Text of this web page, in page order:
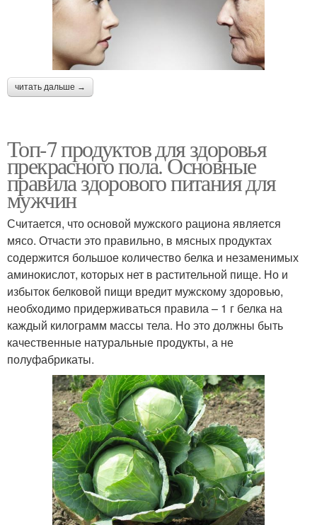
читать дальше →
Топ-7 продуктов для здоровья
прекрасного пола. Основные
правила здорового питания для
мужчин
Считается, что основой мужского рациона является
мясо. Отчасти это правильно, в мясных продуктах
содержится большое количество белка и незаменимых
аминокислот, которых нет в растительной пище. Но и
избыток белковой пищи вредит мужскому здоровью,
необходимо придерживаться правила – 1 г белка на
каждый килограмм массы тела. Но это должны быть
качественные натуральные продукты, а не
полуфабрикаты.